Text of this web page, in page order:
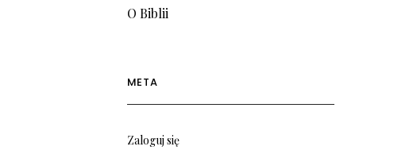
O Biblii
META
Zaloguj się